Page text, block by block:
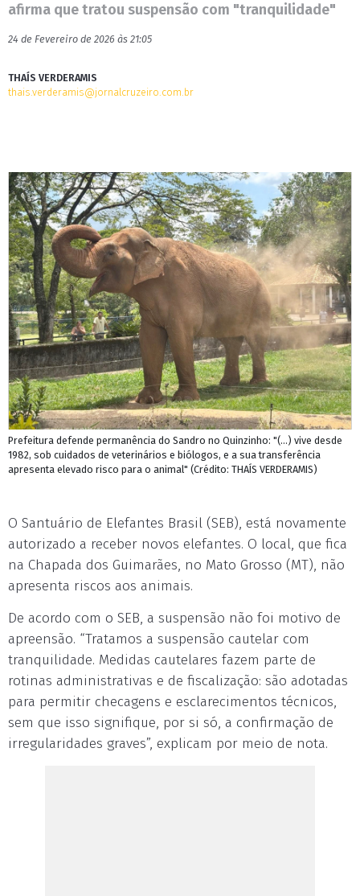
afirma que tratou suspensão com "tranquilidade"
24 de Fevereiro de 2026 às 21:05
THAÍS VERDERAMIS
thais.verderamis@jornalcruzeiro.com.br
Prefeitura defende permanência do Sandro no Quinzinho: "(...) vive desde
1982, sob cuidados de veterinários e biólogos, e a sua transferência
apresenta elevado risco para o animal" (Crédito: THAÍS VERDERAMIS)
O Santuário de Elefantes Brasil (SEB), está novamente
autorizado a receber novos elefantes. O local, que fica
na Chapada dos Guimarães, no Mato Grosso (MT), não
apresenta riscos aos animais.
De acordo com o SEB, a suspensão não foi motivo de
apreensão. “Tratamos a suspensão cautelar com
tranquilidade. Medidas cautelares fazem parte de
rotinas administrativas e de fiscalização: são adotadas
para permitir checagens e esclarecimentos técnicos,
sem que isso signifique, por si só, a confirmação de
irregularidades graves”, explicam por meio de nota.